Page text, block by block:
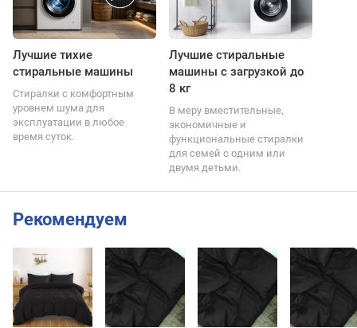
Лучшие тихие
стиральные машины
Стиралки с комфортным
уровнем шума для
эксплуатации в любое
время суток.
Лучшие стиральные
машины с загрузкой до
8 кг
В меру вместительные,
экономичные и
функциональные стиралки
для семей с одним или
двумя детьми.
Рекомендуем